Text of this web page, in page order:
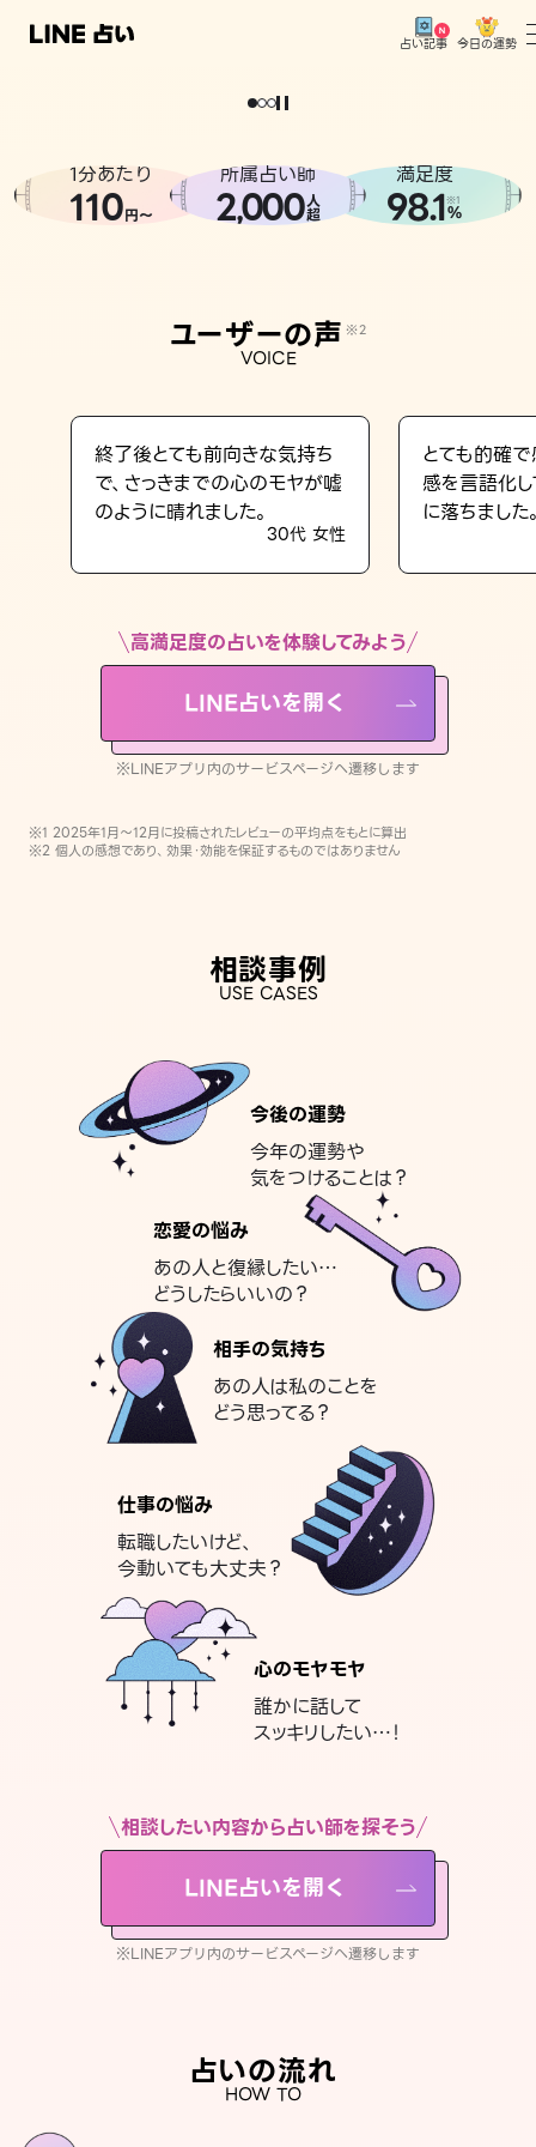
占い記事 今日の運勢
相談事例
LINE占いを開く
※LINEアプリ内のサービスページへ遷移します
どうせなら
。
1分あたり
110円〜
所属占い師
2,000人
超
満足度
98.1※1
%
ユーザーの声 ※2
VOICE
終了後とても前向きな気持ち
で、さっきまでの心のモヤが嘘
のように晴れました。
30代 女性
とても的確
感を言語化
に落ちました
高満足度の占いを体験してみよう
LINE占いを開く
※LINEアプリ内のサービスページへ遷移します
※1 2025年1月〜12月に投稿されたレビューの平均点をもとに算出
※2 個人の感想であり、効果・効能を保証するものではありません
相談事例
USE CASES
今後の運勢
今年の運勢や
気をつけることは？
恋愛の悩み
あの人と復縁したい…
どうしたらいいの？
相手の気持ち
あの人は私のことを
どう思ってる？
仕事の悩み
転職したいけど、
今動いても大丈夫？
心のモヤモヤ
誰かに話して
スッキリしたい…！
相談したい内容から占い師を探そう
LINE占いを開く
※LINEアプリ内のサービスページへ遷移します
占いの流れ
HOW TO